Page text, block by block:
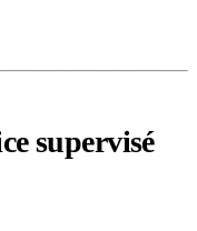
supervisé